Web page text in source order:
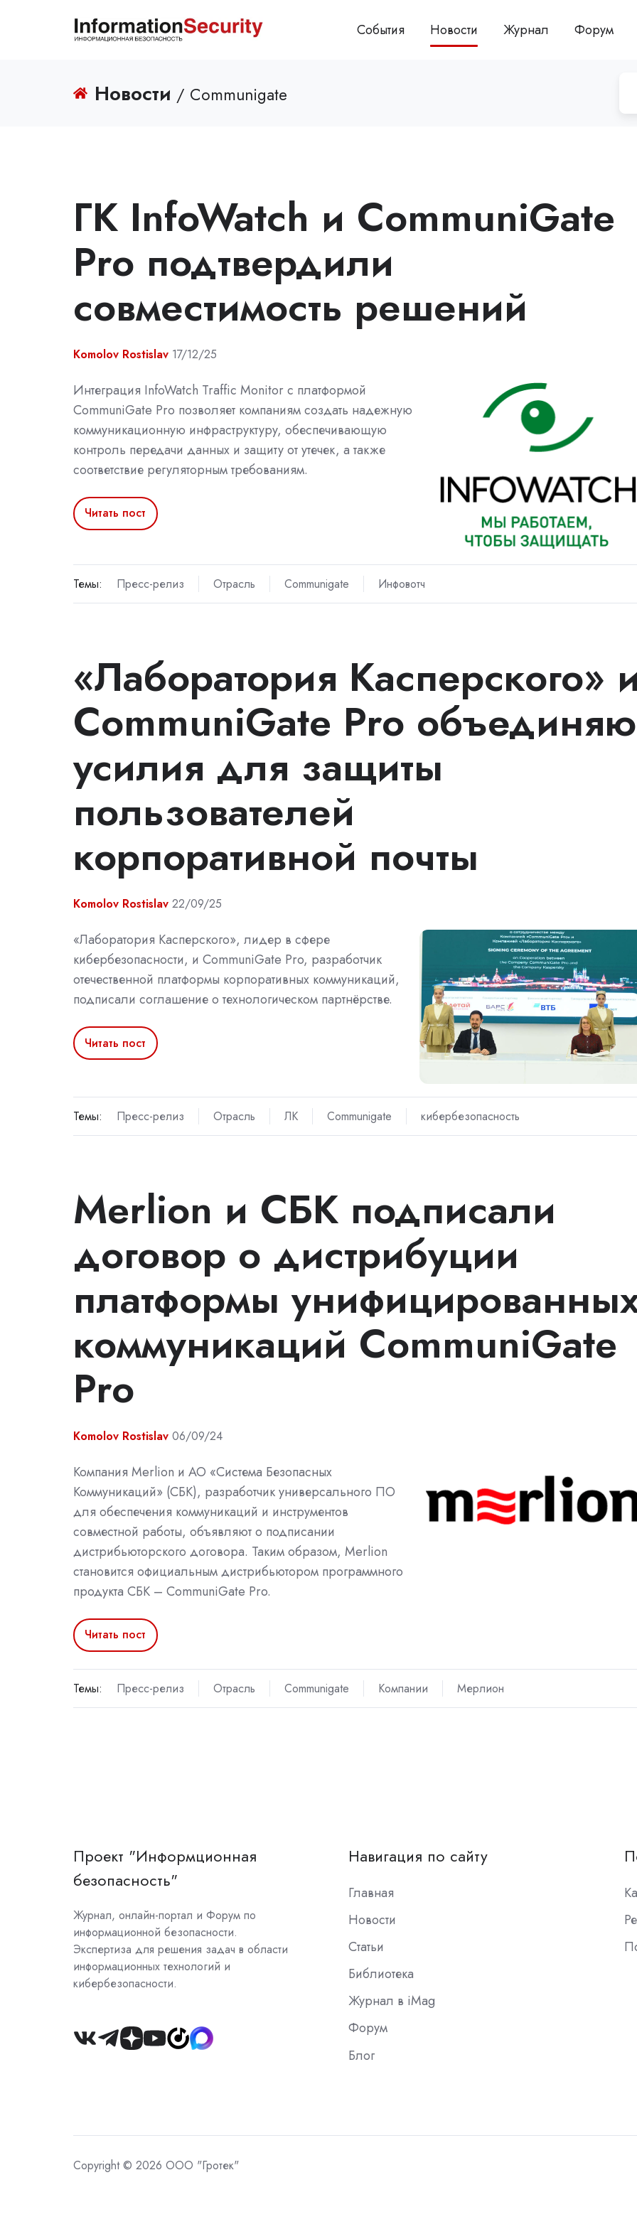
События Новости Журнал Форум
Новости / Communigate
ГК InfoWatch и CommuniGate
Pro подтвердили
совместимость решений
Komolov Rostislav 17/12/25
Интеграция InfoWatch Traffic Monitor с платформой
CommuniGate Pro позволяет компаниям создать надежную
коммуникационную инфраструктуру, обеспечивающую
контроль передачи данных и защиту от утечек, а также
соответствие регуляторным требованиям.
Читать пост
Темы: Пресс-релиз Отрасль Communigate Инфовотч
«Лаборатория Касперского»
CommuniGate Pro
усилия для защиты
пользователей
корпоративной почты
Komolov Rostislav 22/09/25
«Лаборатория Касперского», лидер в сфере
кибербезопасности, и CommuniGate Pro, разработчик
отечественной платформы корпоративных коммуникаций,
подписали соглашение о технологическом партнёрстве.
Читать пост
Темы: Пресс-релиз Отрасль ЛК Communigate кибербезопасность
Merlion и СБК подписали
договор о дистрибуции
платформы
коммуникаций CommuniGate
Pro
Komolov Rostislav 06/09/24
Компания Merlion и АО «Система Безопасных
Коммуникаций» (СБК), разработчик универсального ПО
для обеспечения коммуникаций и инструментов
совместной работы, объявляют о подписании
дистрибьюторского договора. Таким образом, Merlion
становится официальным дистрибьютором программного
продукта СБК – CommuniGate Pro.
Читать пост
Темы: Пресс-релиз Отрасль Communigate Компании Мерлион
Проект "Информционная
безопасность"
Журнал, онлайн-портал и Форум по
информационной безопасности.
Экспертиза для решения задач в области
информационных технологий и
кибербезопасности.
Join
Навигация по сайту
Главная
Новости
Статьи
Библиотека
Журнал в iMag
Форум
Блог
Copyright © 2026 ООО "Гротек"